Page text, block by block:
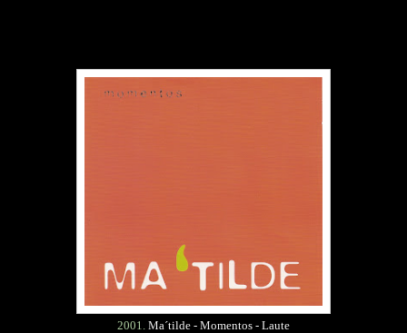
2001. Ma´tilde - Momentos - Laute